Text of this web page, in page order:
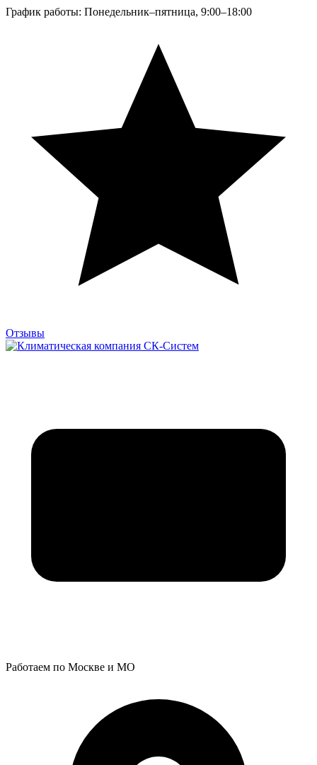
График работы: Понедельник–пятница, 9:00–18:00
Отзывы
Работаем по Москве и МО